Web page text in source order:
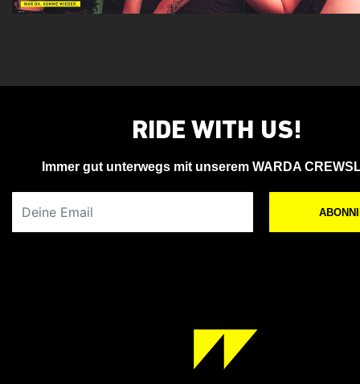
RIDE WITH US!
Immer gut unterwegs mit unserem WARDA